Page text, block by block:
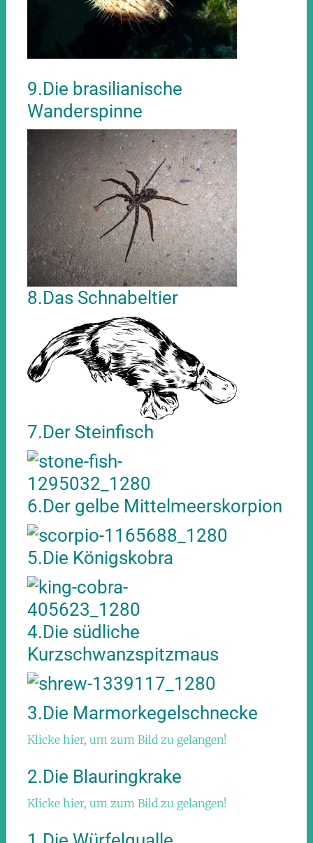
9.Die brasilianische
Wanderspinne
8.Das Schnabeltier
7.Der Steinfisch
6.Der gelbe Mittelmeerskorpion
5.Die Königskobra
4.Die südliche
Kurzschwanzspitzmaus
3.Die Marmorkegelschnecke
Klicke hier, um zum Bild zu gelangen!
2.Die Blauringkrake
Klicke hier, um zum Bild zu gelangen!